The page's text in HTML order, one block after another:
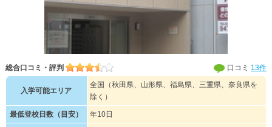
総合口コミ・評判 口コミ 13件
入学可能エリア
全国（秋田県、山形県、福島県、三重県、奈良県を
除く）
最低登校日数（目安） 年10日